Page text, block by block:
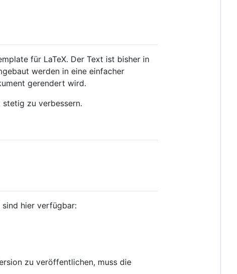
für LaTeX. Der Text ist bisher in
werden in eine einfacher
gerendert wird.
zu verbessern.
hier verfügbar:
zu veröffentlichen, muss die